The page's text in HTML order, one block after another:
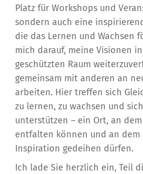
Platz für Workshops und
sondern auch eine
die das Lernen und Wachsen
mich darauf, meine Visionen
geschützten Raum
gemeinsam mit anderen an
arbeiten. Hier treffen sich
zu lernen, zu wachsen und
unterstützen – ein Ort, an
entfalten können und an
Inspiration gedeihen dürfen.
Ich lade Sie herzlich ein, Teil